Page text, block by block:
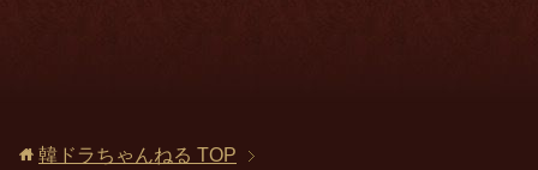
韓ドラちゃんねる TOP